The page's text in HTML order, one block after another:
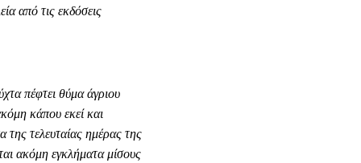
από τις εκδόσεις
πέφτει θύμα άγριου
κάπου εκεί και
της τελευταίας ημέρας της
ακόμη εγκλήματα μίσους